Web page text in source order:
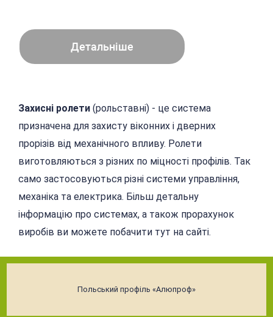
Детальніше
Захисні ролети (рольставні) - це система
призначена для захисту віконних і дверних
прорізів від механічного впливу. Ролети
виготовляються з різних по міцності профілів. Так
само застосовуються різні системи управління,
механіка та електрика. Більш детальну
інформацію про системах, а також прорахунок
виробів ви можете побачити тут на сайті.
Польський профіль «Алюпроф»